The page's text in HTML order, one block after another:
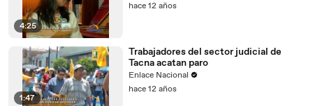
4:25
hace 12 años
1:47
Trabajadores del sector judicial de
Tacna acatan paro
Enlace Nacional
hace 12 años